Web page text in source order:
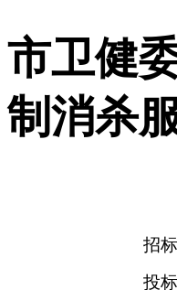
市卫健
制消杀
招
投